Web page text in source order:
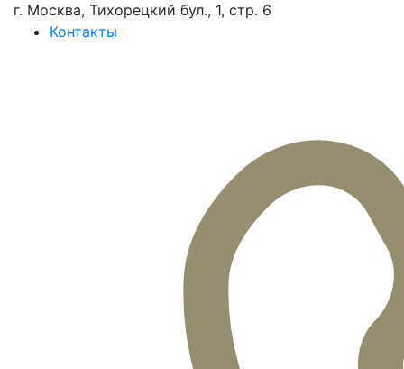
г. Москва, Тихорецкий бул., 1, стр. 6
Контакты